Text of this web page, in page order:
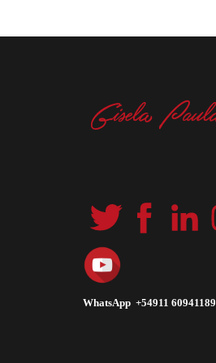
WhatsApp +54911 60941189